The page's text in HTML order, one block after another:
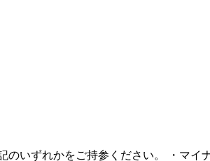
のいずれかをご持参ください。 ・マ